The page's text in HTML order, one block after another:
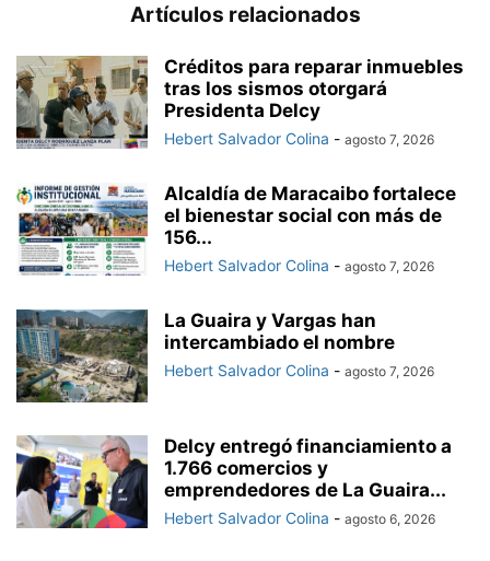
Artículos relacionados
Créditos para reparar inmuebles
tras los sismos otorgará
Presidenta Delcy
Hebert Salvador Colina - agosto 7, 2026
Alcaldía de Maracaibo fortalece
el bienestar social con más de
156...
Hebert Salvador Colina - agosto 7, 2026
La Guaira y Vargas han
intercambiado el nombre
Hebert Salvador Colina - agosto 7, 2026
Delcy entregó financiamiento a
1.766 comercios y
emprendedores de La Guaira...
Hebert Salvador Colina - agosto 6, 2026